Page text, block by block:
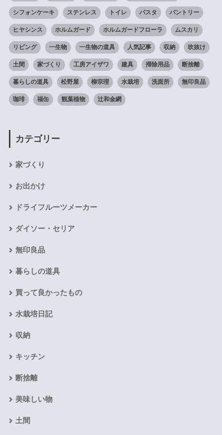
シフォンケーキ ステンレス トイレ パスタ パントリー
ヒヤシンス ホルムガード ホルムガードフローラ ムスカリ
リビング 一生物 一生物の道具 人気記事 収納 吹抜け
土間 家づくり 工房アイザワ 建具 掃除用品 断捨離
暮らしの道具 松野屋 柳宗理 水栽培 洗面所 無印良品
珈琲 福缶 観葉植物 辻和金網
カテゴリー
家づくり
お出かけ
ドライフルーツメーカー
ダイソー・セリア
無印良品
暮らしの道具
買って良かったもの
水栽培日記
収納
キッチン
断捨離
美味しい物
土間